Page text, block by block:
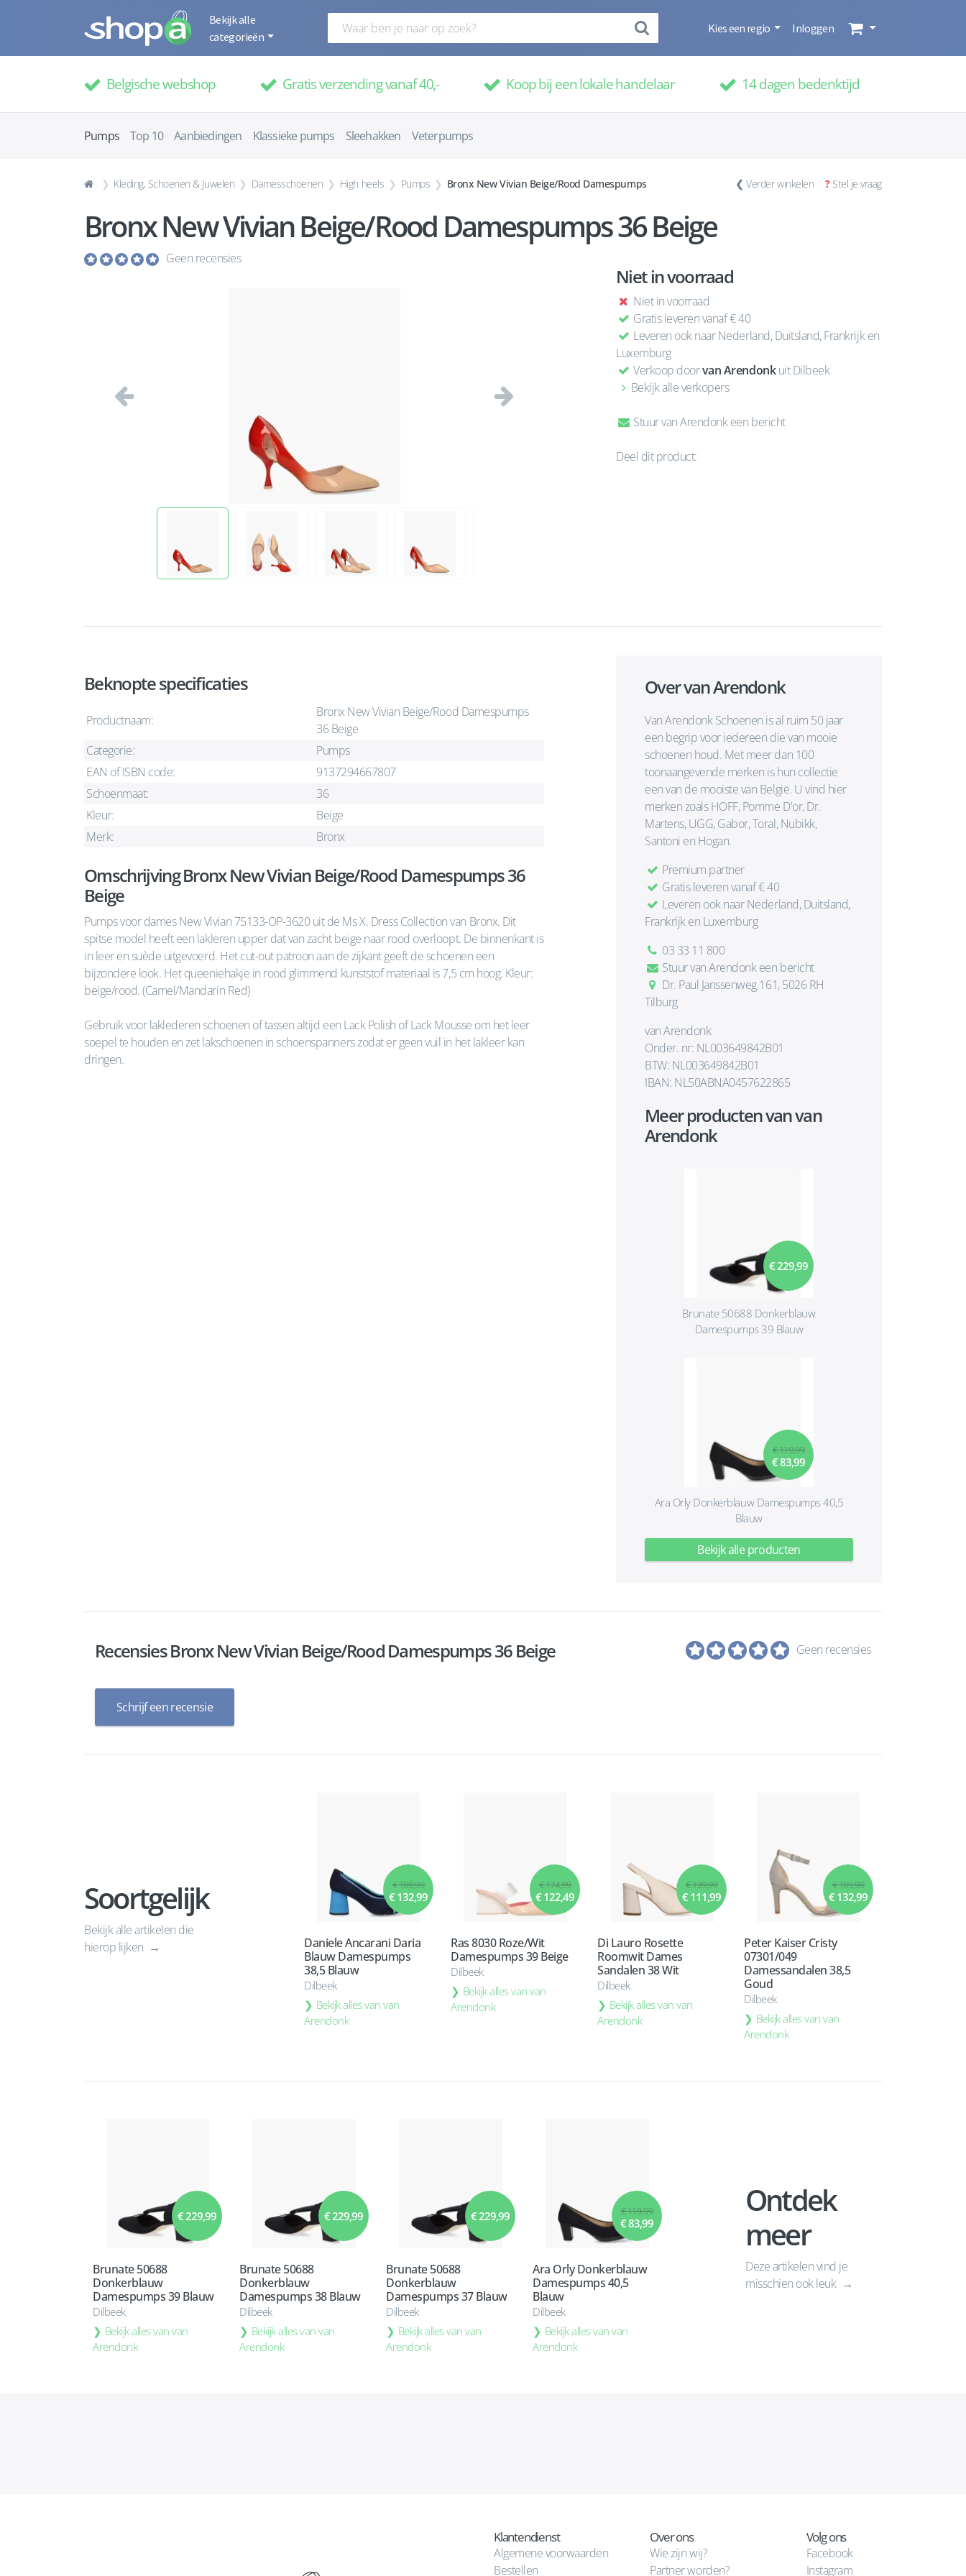
Bekijk alle
categorieën
Kies een regio Inloggen
Belgische webshop Gratis verzending vanaf 40,- Koop bij een lokale handelaar 14 dagen bedenktijd
Pumps Top 10 Aanbiedingen Klassieke pumps Sleehakken Veterpumps
Kleding, Schoenen & Juwelen Damesschoenen High heels Pumps Bronx New Vivian Beige/Rood Damespumps ❮ Verder winkelen ? Stel je vraag
Bronx New Vivian Beige/Rood Damespumps 36 Beige
Geen recensies
Vorige Volgende
Niet in voorraad
Niet in voorraad
Gratis leveren vanaf € 40
Leveren ook naar Nederland, Duitsland, Frankrijk en
Luxemburg
Verkoop doorvan Arendonkuit Dilbeek
Bekijk alle verkopers
Stuur van Arendonk een bericht
Deel dit product:
Beknopte specificaties
Productnaam:
Bronx New Vivian Beige/Rood Damespumps
36 Beige
Categorie:
Pumps
EAN of ISBN code:
9137294667807
Schoenmaat:
36
Kleur:
Beige
Merk:
Bronx
Omschrijving Bronx New Vivian Beige/Rood Damespumps 36
Beige
Pumps voor dames New Vivian 75133-OP-3620 uit de Ms X. Dress Collection van Bronx. Dit
spitse model heeft een lakleren upper dat van zacht beige naar rood overloopt. De binnenkant is
in leer en suède uitgevoerd. Het cut-out patroon aan de zijkant geeft de schoenen een
bijzondere look. Het queeniehakje in rood glimmend kunststof materiaal is 7,5 cm hoog. Kleur:
beige/rood. (Camel/Mandarin Red)
Gebruik voor laklederen schoenen of tassen altijd een Lack Polish of Lack Mousse om het leer
soepel te houden en zet lakschoenen in schoenspanners zodat er geen vuil in het lakleer kan
dringen.
Over van Arendonk
Van Arendonk Schoenen is al ruim 50 jaar
een begrip voor iedereen die van mooie
schoenen houd. Met meer dan 100
toonaangevende merken is hun collectie
een van de mooiste van België. U vind hier
merken zoals HOFF, Pomme D'or, Dr.
Martens, UGG, Gabor, Toral, Nubikk,
Santoni en Hogan.
Premium partner
Gratis leveren vanaf € 40
Leveren ook naar Nederland, Duitsland,
Frankrijk en Luxemburg
03 33 11 800
Stuur van Arendonk een bericht
Dr. Paul Janssenweg 161, 5026 RH
Tilburg
van Arendonk
Onder. nr: NL003649842B01
BTW: NL003649842B01
IBAN: NL50ABNA0457622865
Meer producten van van
Arendonk
€ 229,99
Brunate 50688 Donkerblauw
Damespumps 39 Blauw
€ 119,99
€ 83,99
Ara Orly Donkerblauw Damespumps 40,5
Blauw
Bekijk alle producten
Recensies Bronx New Vivian Beige/Rood Damespumps 36 Beige Geen recensies
Schrijf een recensie
Soortgelijk
Bekijk alle artikelen die
hierop lijken
€ 189,99
€ 132,99
Daniele Ancarani Daria
Blauw Damespumps
38,5 Blauw
Dilbeek
Bekijk alles van van
Arendonk
€ 174,99
€ 122,49
Ras 8030 Roze/Wit
Damespumps 39 Beige
Dilbeek
Bekijk alles van van
Arendonk
€ 139,99
€ 111,99
Di Lauro Rosette
Roomwit Dames
Sandalen 38 Wit
Dilbeek
Bekijk alles van van
Arendonk
€ 189,99
€ 132,99
Peter Kaiser Cristy
07301/049
Damessandalen 38,5
Goud
Dilbeek
Bekijk alles van van
Arendonk
€ 229,99
Brunate 50688
Donkerblauw
Damespumps 39 Blauw
Dilbeek
Bekijk alles van van
Arendonk
€ 229,99
Brunate 50688
Donkerblauw
Damespumps 38 Blauw
Dilbeek
Bekijk alles van van
Arendonk
€ 229,99
Brunate 50688
Donkerblauw
Damespumps 37 Blauw
Dilbeek
Bekijk alles van van
Arendonk
€ 119,99
€ 83,99
Ara Orly Donkerblauw
Damespumps 40,5
Blauw
Dilbeek
Bekijk alles van van
Arendonk
Ontdek
meer
Deze artikelen vind je
misschien ook leuk
Klantendienst
Algemene voorwaarden
Bestellen
Over ons
Wie zijn wij?
Partner worden?
Volg ons
Facebook
Instagram